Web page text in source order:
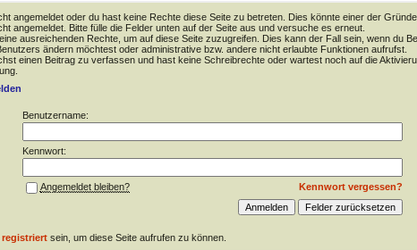
angemeldet oder du hast keine Rechte diese Seite zu betreten. Dies könnte einer der
angemeldet. Bitte fülle die Felder unten auf der Seite aus und versuche es erneut.
ausreichenden Rechte, um auf diese Seite zuzugreifen. Dies kann der Fall sein, wenn du
ändern möchtest oder administrative bzw. andere nicht erlaubte Funktionen aufrufst.
einen Beitrag zu verfassen und hast keine Schreibrechte oder wartest noch auf die
Benutzername:
Kennwort:
Kennwort vergessen?
Angemeldet bleiben?
registriertsein, um diese Seite aufrufen zu können.